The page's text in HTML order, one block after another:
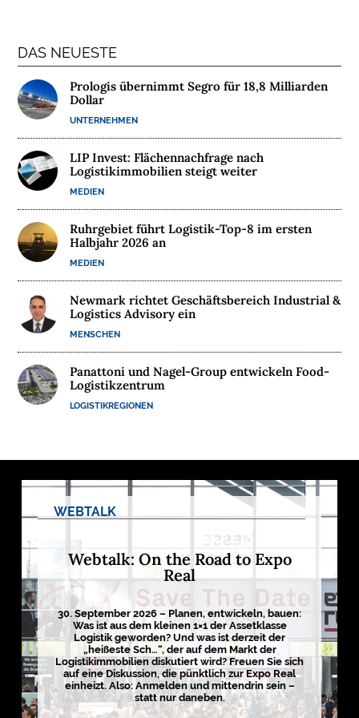
R
E
M
N
W
E
B
I
N
A
R
E
M
E
D
N

D
e
t
c
h
l
a
n
d
s
L
o
g
DAS NEUESTE
Prologis übernimmt Segro für 18,8 Milliarden
Dollar
UNTERNEHMEN
LIP Invest: Flächennachfrage nach
Logistikimmobilien steigt weiter
MEDIEN
Ruhrgebiet führt Logistik-Top-8 im ersten
Halbjahr 2026 an
MEDIEN
Newmark richtet Geschäftsbereich Industrial &
Logistics Advisory ein
MENSCHEN
Panattoni und Nagel-Group entwickeln Food-
Logistikzentrum
LOGISTIKREGIONEN
WEBTALK
Webtalk: On the Road to Expo
Real
30. September 2026 – Planen, entwickeln, bauen:
Was ist aus dem kleinen 1×1 der Assetklasse
Logistik geworden? Und was ist derzeit der
„heißeste Sch…“, der auf dem Markt der
Logistikimmobilien diskutiert wird? Freuen Sie sich
auf eine Diskussion, die pünktlich zur Expo Real
einheizt. Also: Anmelden und mittendrin sein –
statt nur daneben.